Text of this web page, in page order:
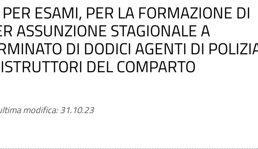
ESAMI, PER LA FORMAZIONE DI
ASSUNZIONE STAGIONALE A
DI DODICI AGENTI DI
DEL COMPARTO
modifica: 31.10.23